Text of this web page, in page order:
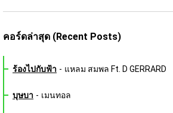
คอร์ดล่าสุด (Recent Posts)
ร้องไปกับฟ้า - แหลม สมพล Ft. D GERRARD
บุษบา - เมนทอล